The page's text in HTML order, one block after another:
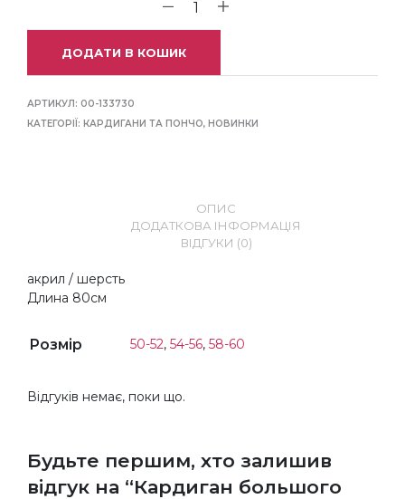
ДОДАТИ В КОШИК
АРТИКУЛ: 00-133730
КАТЕГОРІЇ: КАРДИГАНИ ТА ПОНЧО, НОВИНКИ
ОПИС
ДОДАТКОВА ІНФОРМАЦІЯ
ВІДГУКИ (0)
акрил / шерсть
Длина 80см
Розмір 50-52, 54-56, 58-60
Відгуків немає, поки що.
Будьте першим, хто залишив
відгук на “Кардиган большого